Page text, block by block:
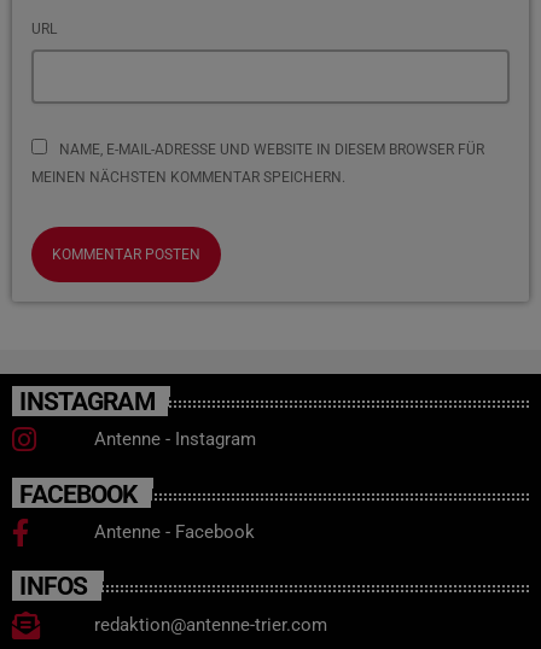
URL
NAME, E-MAIL-ADRESSE UND WEBSITE IN DIESEM BROWSER FÜR
MEINEN NÄCHSTEN KOMMENTAR SPEICHERN.
INSTAGRAM
Antenne - Instagram
FACEBOOK
Antenne - Facebook
INFOS
redaktion@antenne-trier.com